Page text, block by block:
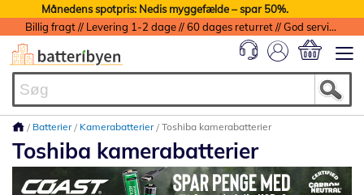
Månedens spotpris: Nedis myggefælde – spar 50%.
Billig fragt // Levering 1-2 dage // 60 dages returret // God service med garanti
Batterier Kamerabatterier Toshiba kamerabatterier
Toshiba kamerabatterier